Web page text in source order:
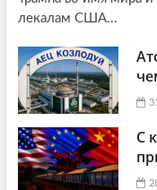
лекалам США...
С